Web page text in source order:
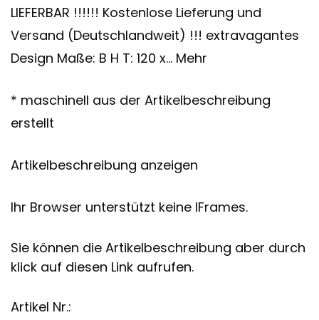
LIEFERBAR !!!!!! Kostenlose Lieferung und
Versand (Deutschlandweit) !!! extravagantes
Design Maße: B H T: 120 x… Mehr
* maschinell aus der Artikelbeschreibung
erstellt
Artikelbeschreibung anzeigen
Ihr Browser unterstützt keine IFrames.
Sie können die Artikelbeschreibung aber durch
klick auf diesen Link aufrufen.
Artikel Nr.: